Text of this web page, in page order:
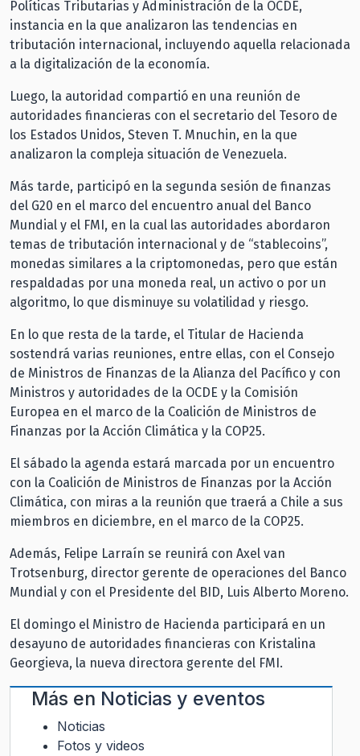
Políticas Tributarias y Administración de la OCDE,
instancia en la que analizaron las tendencias en
tributación internacional, incluyendo aquella relacionada
a la digitalización de la economía.
Luego, la autoridad compartió en una reunión de
autoridades financieras con el secretario del Tesoro de
los Estados Unidos, Steven T. Mnuchin, en la que
analizaron la compleja situación de Venezuela.
Más tarde, participó en la segunda sesión de finanzas
del G20 en el marco del encuentro anual del Banco
Mundial y el FMI, en la cual las autoridades abordaron
temas de tributación internacional y de “stablecoins”,
monedas similares a la criptomonedas, pero que están
respaldadas por una moneda real, un activo o por un
algoritmo, lo que disminuye su volatilidad y riesgo.
En lo que resta de la tarde, el Titular de Hacienda
sostendrá varias reuniones, entre ellas, con el Consejo
de Ministros de Finanzas de la Alianza del Pacífico y con
Ministros y autoridades de la OCDE y la Comisión
Europea en el marco de la Coalición de Ministros de
Finanzas por la Acción Climática y la COP25.
El sábado la agenda estará marcada por un encuentro
con la Coalición de Ministros de Finanzas por la Acción
Climática, con miras a la reunión que traerá a Chile a sus
miembros en diciembre, en el marco de la COP25.
Además, Felipe Larraín se reunirá con Axel van
Trotsenburg, director gerente de operaciones del Banco
Mundial y con el Presidente del BID, Luis Alberto Moreno.
El domingo el Ministro de Hacienda participará en un
desayuno de autoridades financieras con Kristalina
Georgieva, la nueva directora gerente del FMI.
Más en Noticias y eventos
Noticias
Fotos y videos